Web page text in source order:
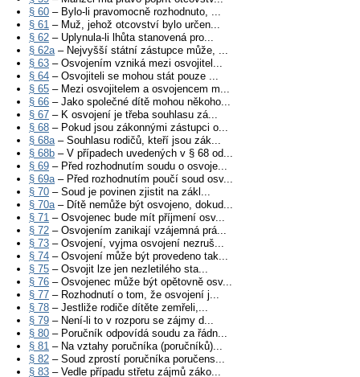
§ 60 – Bylo-li pravomocně rozhodnuto, ...
§ 61 – Muž, jehož otcovství bylo určen...
§ 62 – Uplynula-li lhůta stanovená pro...
§ 62a– Nejvyšší státní zástupce může, ...
§ 63 – Osvojením vzniká mezi osvojitel...
§ 64 – Osvojiteli se mohou stát pouze ...
§ 65 – Mezi osvojitelem a osvojencem m...
§ 66 – Jako společné dítě mohou někoho...
§ 67 – K osvojení je třeba souhlasu zá...
§ 68 – Pokud jsou zákonnými zástupci o...
§ 68a– Souhlasu rodičů, kteří jsou zák...
§ 68b – V případech uvedených v § 68 od...
§ 69 – Před rozhodnutím soudu o osvoje...
§ 69a– Před rozhodnutím poučí soud osv...
§ 70 – Soud je povinen zjistit na zákl...
§ 70a– Dítě nemůže být osvojeno, dokud...
§ 71 – Osvojenec bude mít příjmení osv...
§ 72 – Osvojením zanikají vzájemná prá...
§ 73 – Osvojení, vyjma osvojení nezruš...
§ 74 – Osvojení může být provedeno tak...
§ 75 – Osvojit lze jen nezletilého sta...
§ 76 – Osvojenec může být opětovně osv...
§ 77 – Rozhodnutí o tom, že osvojení j...
§ 78 – Jestliže rodiče dítěte zemřeli,...
§ 79 – Není-li to v rozporu se zájmy d...
§ 80 – Poručník odpovídá soudu za řádn...
§ 81 – Na vztahy poručníka (poručníků)...
§ 82 – Soud zprostí poručníka poručens...
§ 83 – Vedle případu střetu zájmů záko...